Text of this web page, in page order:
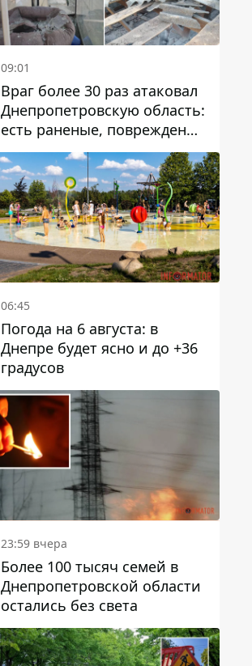
09:01
Враг более 30 раз атаковал
Днепропетровскую область:
есть раненые, повреждены
лицей, дома и предприятия
06:45
Погода на 6 августа: в
Днепре будет ясно и до +36
градусов
23:59 вчера
Более 100 тысяч семей в
Днепропетровской области
остались без света